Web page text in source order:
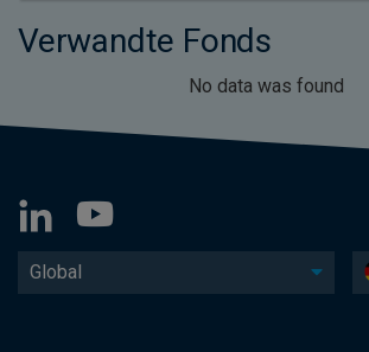
Verwandte Fonds
No data was found
Global